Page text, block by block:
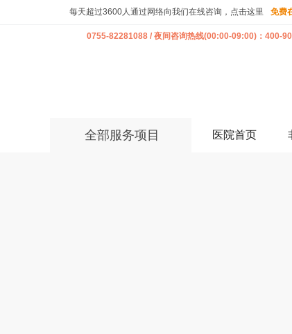
每天超过3600人通过网络向我们在线咨询，点击这里 免费
0755-82281088 / 夜间咨询热线(00:00-09:00)：400-
全部服务项目 医院首页